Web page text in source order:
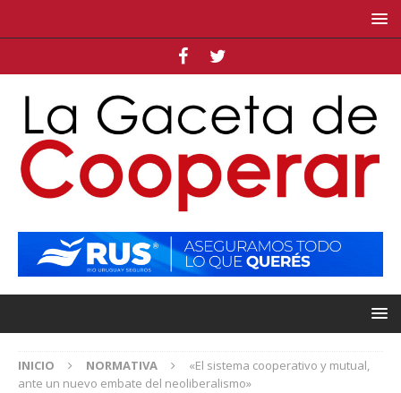
INICIO NORMATIVA
«El sistema cooperativo y mutual,
ante un nuevo embate del neoliberalismo»